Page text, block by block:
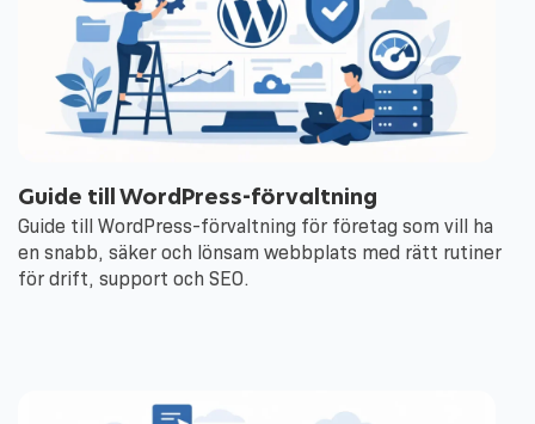
Guide till WordPress-förvaltning
Guide till WordPress-förvaltning för företag som vill ha
en snabb, säker och lönsam webbplats med rätt rutiner
för drift, support och SEO.